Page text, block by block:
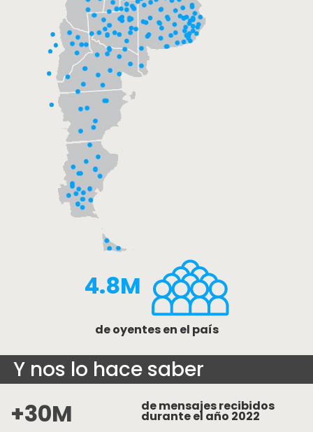
4.8M
de oyentes en el país
Y nos lo hace saber
+30M de mensajes recibidos
durante el año 2022